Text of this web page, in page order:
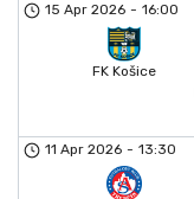
15 Apr 2026 - 16:00
FK Košice
11 Apr 2026 - 13:30